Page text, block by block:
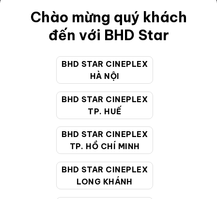
Chào mừng quý khách
đến với BHD Star
BHD STAR CINEPLEX
HÀ NỘI
BHD STAR CINEPLEX
TP. HUẾ
BHD STAR CINEPLEX
TP. HỒ CHÍ MINH
BHD STAR CINEPLEX
LONG KHÁNH
Điều khoản
Hướng dẫn đặt vé trực tuyến
Chính sách bảo vệ thông tin cá nhân của người tiêu
CHĂM SÓC KHÁCH HÀNG
19002099
gồm cả Lễ, Tết)
cskh@bhdstar.vn